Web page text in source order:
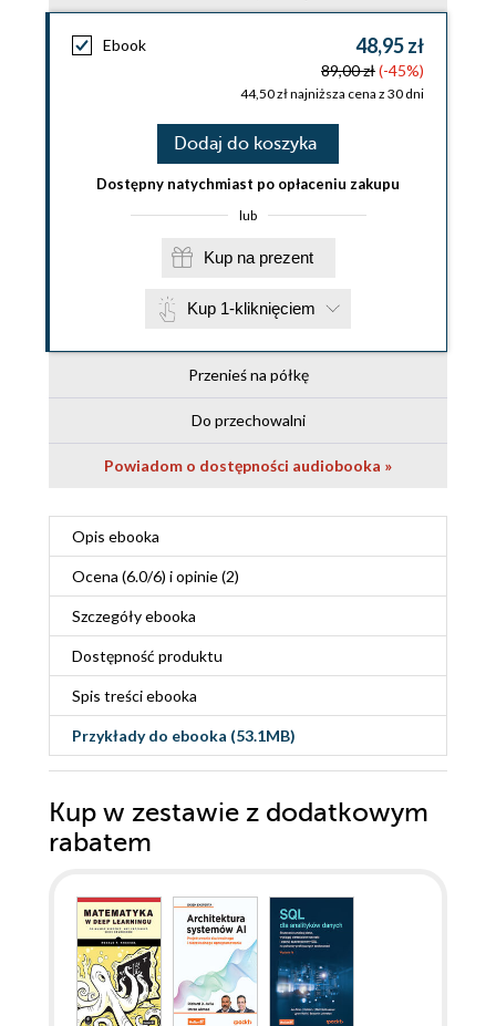
Ebook 48,95 zł
89,00 zł(-45%)
44,50 zł najniższa cena z 30 dni
Dodaj do koszyka
Dostępny natychmiast po opłaceniu zakupu
lub
Kup na prezent
Kup 1-kliknięciem
Przenieś na półkę
Do przechowalni
Powiadom o dostępności audiobooka »
Opis ebooka
Ocena (6.0/6) i opinie (2)
Szczegółyebooka
Dostępność produktu
Spis treściebooka
Przykłady do ebooka (53.1MB)
Kup w zestawie z dodatkowym
rabatem